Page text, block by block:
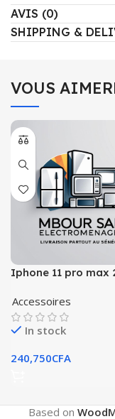
AVIS (0)
SHIPPING &
VOUS
Iphone 11 pro max
Accessoires
In stock
240,750CFA
Based on